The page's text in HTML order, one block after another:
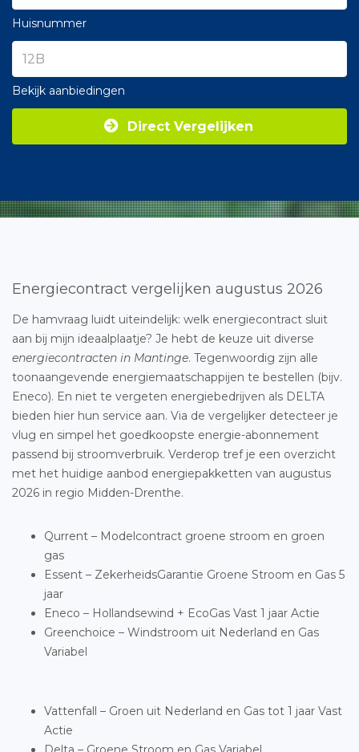
Huisnummer
Bekijk aanbiedingen
Direct Vergelijken
Energiecontract vergelijken augustus 2026
De hamvraag luidt uiteindelijk: welk energiecontract sluit
aan bij mijn ideaalplaatje? Je hebt de keuze uit diverse
energiecontracten in Mantinge. Tegenwoordig zijn alle
toonaangevende energiemaatschappijen te bestellen (bijv.
Eneco). En niet te vergeten energiebedrijven als DELTA
bieden hier hun service aan. Via de vergelijker detecteer je
vlug en simpel het goedkoopste energie-abonnement
passend bij stroomverbruik. Verderop tref je een overzicht
met het huidige aanbod energiepakketten van augustus
2026 in regio Midden-Drenthe.
Qurrent – Modelcontract groene stroom en groen
gas
Essent – ZekerheidsGarantie Groene Stroom en Gas 5
jaar
Eneco – Hollandsewind + EcoGas Vast 1 jaar Actie
Greenchoice – Windstroom uit Nederland en Gas
Variabel
Vattenfall – Groen uit Nederland en Gas tot 1 jaar Vast
Actie